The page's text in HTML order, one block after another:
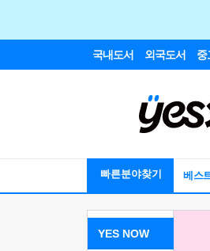
국내도서 외국도서 중
빠른분야찾기 베스
YES NOW